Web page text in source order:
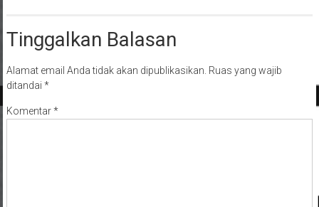
Tinggalkan Balasan
Alamat email Anda tidak akan dipublikasikan. Ruas yang wajib
ditandai *
Komentar*